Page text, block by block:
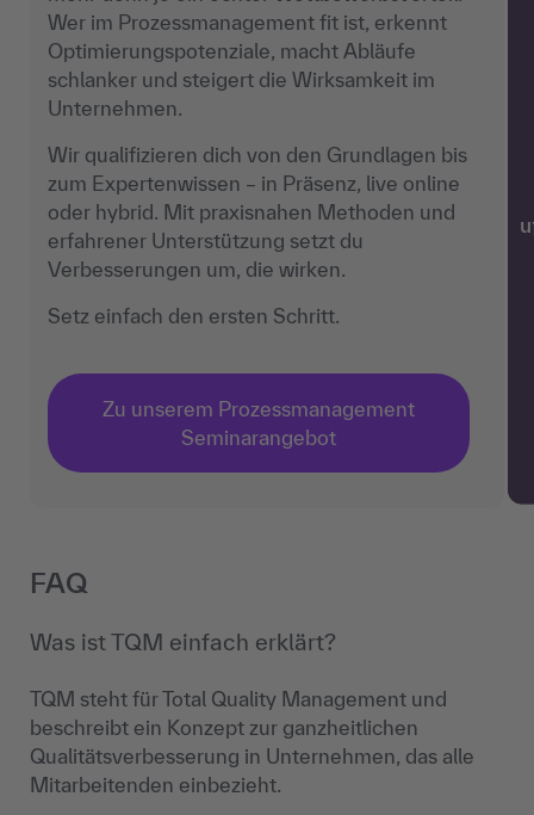
Wer im Prozessmanagement fit ist, erkennt
Optimierungspotenziale, macht Abläufe
schlanker und steigert die Wirksamkeit im
Unternehmen.
Wir qualifizieren dich von den Grundlagen bis
zum Expertenwissen – in Präsenz, live online
oder hybrid. Mit praxisnahen Methoden und
erfahrener Unterstützung setzt du
Verbesserungen um, die wirken.
Setz einfach den ersten Schritt.
Zu unserem Prozessmanagement
Seminarangebot
FAQ
Was ist TQM einfach erklärt?
TQM steht für Total Quality Management und
beschreibt ein Konzept zur ganzheitlichen
Qualitätsverbesserung in Unternehmen, das alle
Mitarbeitenden einbezieht.